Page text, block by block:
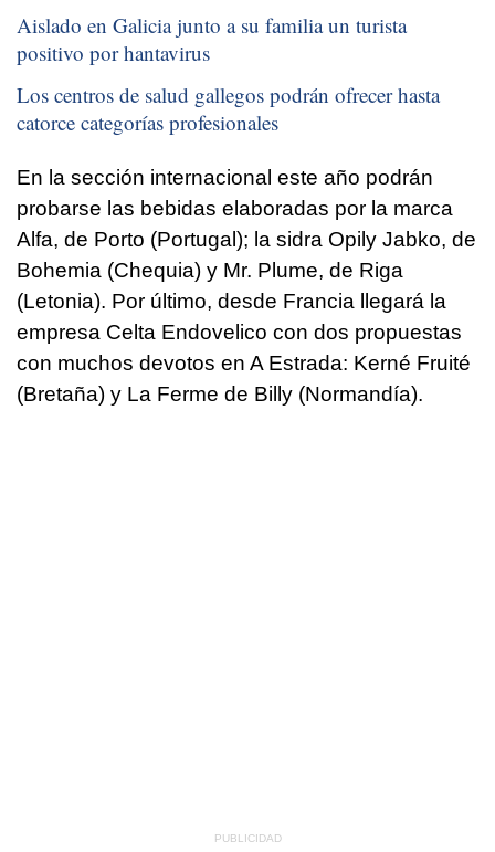
Aislado en Galicia junto a su familia un turista
positivo por hantavirus
Los centros de salud gallegos podrán ofrecer hasta
catorce categorías profesionales
En la sección internacional este año podrán
probarse las bebidas elaboradas por la marca
Alfa, de Porto (Portugal); la sidra Opily Jabko, de
Bohemia (Chequia) y Mr. Plume, de Riga
(Letonia). Por último, desde Francia llegará la
empresa Celta Endovelico con dos propuestas
con muchos devotos en A Estrada: Kerné Fruité
(Bretaña) y La Ferme de Billy (Normandía).